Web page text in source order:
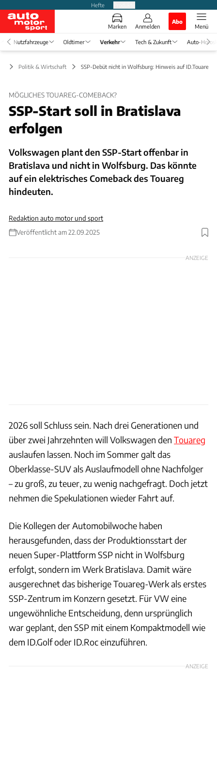
Hefte
Marken Anmelden
Abo
Menü
Nutzfahrzeuge Oldtimer Verkehr Tech & Zukunft Auto-
Politik & Wirtschaft SSP-Debüt nicht in Wolfsburg: Hinweis auf ID.Touareg
MÖGLICHES TOUAREG-COMEBACK?
SSP-Start soll in Bratislava
erfolgen
Volkswagen plant den SSP-Start offenbar in
Bratislava und nicht in Wolfsburg. Das könnte
auf ein elektrisches Comeback des Touareg
hindeuten.
Redaktion auto motor und sport
Veröffentlicht am 22.09.2025
Foto: Volkswagen
ANZEIGE
2026 soll Schluss sein. Nach drei Generationen und
über zwei Jahrzehnten will Volkswagen den Touareg
auslaufen lassen. Noch im Sommer galt das
Oberklasse-SUV als Auslaufmodell ohne Nachfolger
– zu groß, zu teuer, zu wenig nachgefragt. Doch jetzt
nehmen die Spekulationen wieder Fahrt auf.
Die Kollegen der Automobilwoche haben
herausgefunden, dass der Produktionsstart der
neuen Super-Plattform SSP nicht in Wolfsburg
erfolgt, sondern im Werk Bratislava. Damit wäre
ausgerechnet das bisherige Touareg-Werk als erstes
SSP-Zentrum im Konzern gesetzt. Für VW eine
ungewöhnliche Entscheidung, denn ursprünglich
war geplant, den SSP mit einem Kompaktmodell wie
dem ID.Golf oder ID.Roc einzuführen.
ANZEIGE